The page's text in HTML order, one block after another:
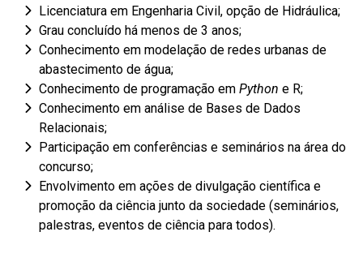
Licenciatura em Engenharia Civil, opção de Hidráulica;
Grau concluído há menos de 3 anos;
Conhecimento em modelação de redes urbanas de
abastecimento de água;
Conhecimento de programação em Python e R;
Conhecimento em análise de Bases de Dados
Relacionais;
Participação em conferências e seminários na área do
concurso;
Envolvimento em ações de divulgação científica e
promoção da ciência junto da sociedade (seminários,
palestras, eventos de ciência para todos).